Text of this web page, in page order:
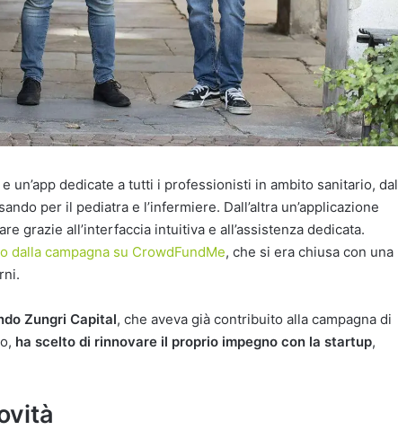
un’app dedicate a tutti i professionisti in ambito sanitario, dal
per il pediatra e l’infermiere. Dall’altra un’applicazione
grazie all’interfaccia intuitiva e all’assistenza dedicata.
dalla campagna su CrowdFundMe, che si era chiusa con una
Zungri Capital, che aveva già contribuito alla campagna di
ha scelto di rinnovare il proprio impegno con la startup,